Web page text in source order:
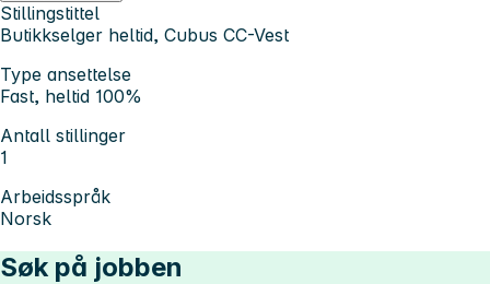
Stillingstittel
Butikkselger heltid, Cubus CC-Vest
Type ansettelse
Fast, heltid 100%
Antall stillinger
1
Arbeidsspråk
Norsk
Søk på jobben